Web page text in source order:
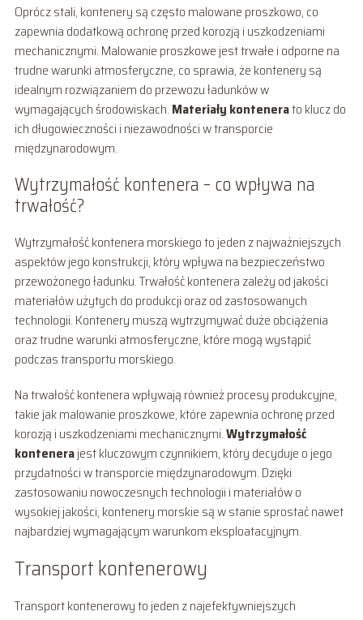
Oprócz stali, kontenery są często malowane proszkowo, co
zapewnia dodatkową ochronę przed korozją i uszkodzeniami
mechanicznymi. Malowanie proszkowe jest trwałe i odporne na
trudne warunki atmosferyczne, co sprawia, że kontenery są
idealnym rozwiązaniem do przewozu ładunków w
wymagających środowiskach. Materiały kontenerato klucz do
ich długowieczności i niezawodności w transporcie
międzynarodowym.
Wytrzymałość kontenera – co wpływa na
trwałość?
Wytrzymałość kontenera morskiego to jeden z najważniejszych
aspektów jego konstrukcji, który wpływa na bezpieczeństwo
przewożonego ładunku. Trwałość kontenera zależy od jakości
materiałów użytych do produkcji oraz od zastosowanych
technologii. Kontenery muszą wytrzymywać duże obciążenia
oraz trudne warunki atmosferyczne, które mogą wystąpić
podczas transportu morskiego.
Na trwałość kontenera wpływają również procesy produkcyjne,
takie jak malowanie proszkowe, które zapewnia ochronę przed
korozją i uszkodzeniami mechanicznymi.Wytrzymałość
kontenerajest kluczowym czynnikiem, który decyduje o jego
przydatności w transporcie międzynarodowym. Dzięki
zastosowaniu nowoczesnych technologii i materiałów o
wysokiej jakości, kontenery morskie są w stanie sprostać nawet
najbardziej wymagającym warunkom eksploatacyjnym.
Transport kontenerowy
Transport kontenerowy to jeden z najefektywniejszych